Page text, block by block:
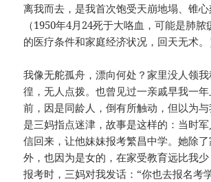
离我而去，是我首次饱受天崩地塌、锥心
（1950年4月24死于大咯血，可能是肺
的医疗条件和家庭经济状况，回天无术。
我像无舵孤舟，漂向何处？家里没人领
徨，无人点拨。也曾见过一亲戚早我一
前，因是同龄人，倒有所触动，但以为
是三妈指点迷津，故事是这样的：当时
信回来，让他妹妹报考繁昌中学。她除
外，也因为是女的，在家受教育远比我
报考时，三妈对我发话：“你也去报名考